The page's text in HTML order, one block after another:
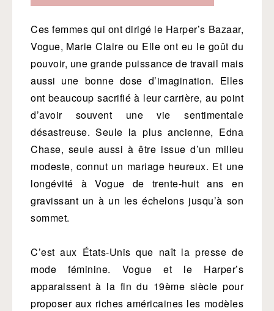
Ces femmes qui ont dirigé le Harper’s Bazaar,
Vogue, Marie Claire ou Elle ont eu le goût du
pouvoir, une grande puissance de travail mais
aussi une bonne dose d’imagination. Elles
ont beaucoup sacrifié à leur carrière, au point
d’avoir souvent une vie sentimentale
désastreuse. Seule la plus ancienne, Edna
Chase, seule aussi à être issue d’un milieu
modeste, connut un mariage heureux. Et une
longévité à Vogue de trente-huit ans en
gravissant un à un les échelons jusqu’à son
sommet.
C’est aux États-Unis que naît la presse de
mode féminine. Vogue et le Harper’s
apparaissent à la fin du 19ème siècle pour
proposer aux riches américaines les modèles